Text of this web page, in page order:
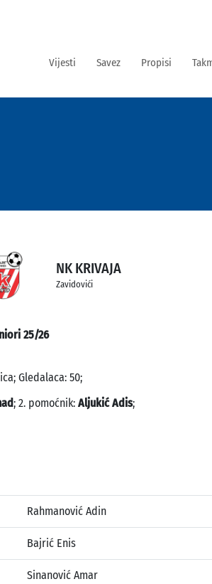
Vijesti Savez Propisi
NK KRIVAJA
Zavidovići
25/26
Gledalaca: 50;
; 2. pomoćnik: Aljukić Adis;
Rahmanović Adin
Bajrić Enis
Sinanović Amar